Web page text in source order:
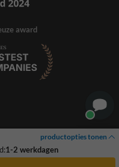
productopties tonen
1-2 werkdagen
award